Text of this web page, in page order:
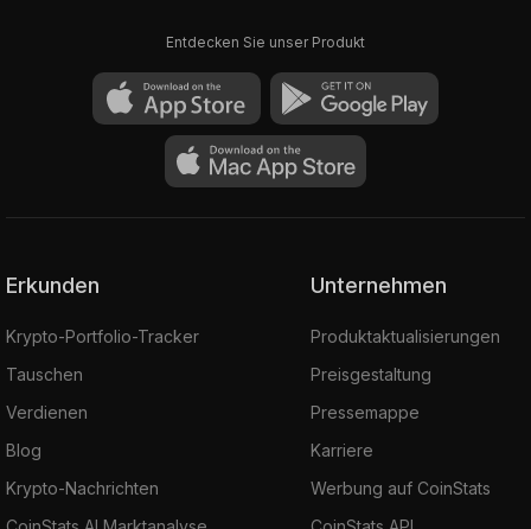
Entdecken Sie unser Produkt
Erkunden
Krypto-Portfolio-Tracker
Tauschen
Verdienen
Blog
Krypto-Nachrichten
Unternehmen
Produktaktualisierungen
Preisgestaltung
Pressemappe
Karriere
Werbung auf CoinStats